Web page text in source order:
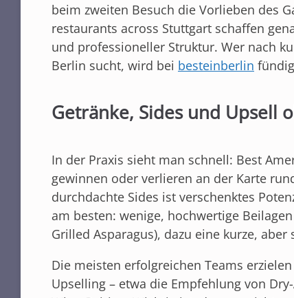
beim zweiten Besuch die Vorlieben des
restaurants across Stuttgart schaffen
und professioneller Struktur. Wer nach
Berlin sucht, wird bei besteinberlin
Getränke, Sides und Upsell
In der Praxis sieht man schnell: Best
gewinnen oder verlieren an der Karte
durchdachte Sides ist verschenktes
am besten: wenige, hochwertige
Grilled Asparagus), dazu eine kurze,
Die meisten erfolgreichen Teams
Upselling – etwa die Empfehlung von